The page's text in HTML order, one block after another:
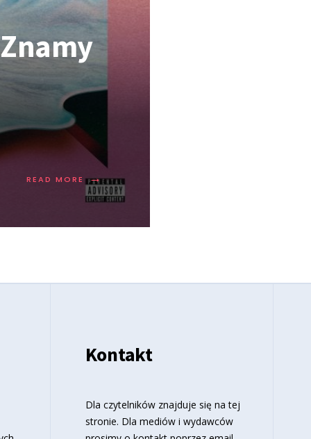
READ MORE →
Kontakt
Dla czytelników znajduje się na tej
stronie. Dla mediów i wydawców